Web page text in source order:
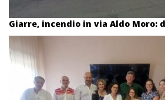
Giarre, incendio in via Aldo Moro: